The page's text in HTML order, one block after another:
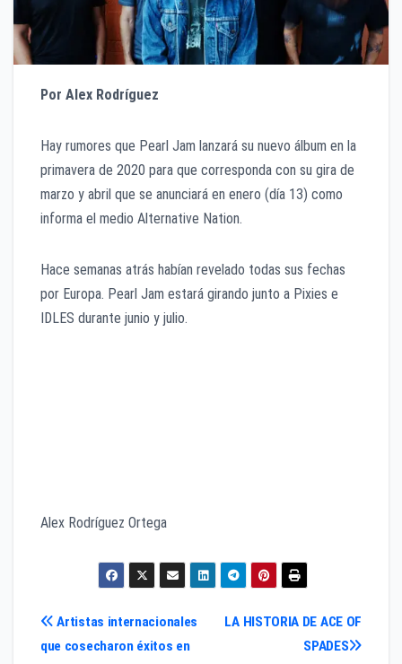
Por Alex Rodríguez
Hay rumores que Pearl Jam lanzará su nuevo álbum en la
primavera de 2020 para que corresponda con su gira de
marzo y abril que se anunciará en enero (día 13) como
informa el medio Alternative Nation.
Hace semanas atrás habían revelado todas sus fechas
por Europa. Pearl Jam estará girando junto a Pixies e
IDLES durante junio y julio.
Alex Rodríguez Ortega
Navegación
LA HISTORIA DE ACE OF
SPADES
Artistas internacionales
que cosecharon éxitos en